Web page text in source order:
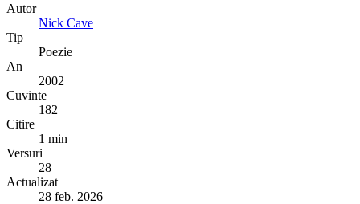
Autor
Nick Cave
Tip
Poezie
An
2002
Cuvinte
182
Citire
1 min
Versuri
28
Actualizat
28 feb. 2026